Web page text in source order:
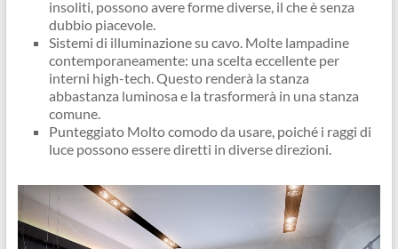
insoliti, possono avere forme diverse, il che è senza
dubbio piacevole.
Sistemi di illuminazione su cavo. Molte lampadine
contemporaneamente: una scelta eccellente per
interni high-tech. Questo renderà la stanza
abbastanza luminosa e la trasformerà in una stanza
comune.
Punteggiato Molto comodo da usare, poiché i raggi di
luce possono essere diretti in diverse direzioni.